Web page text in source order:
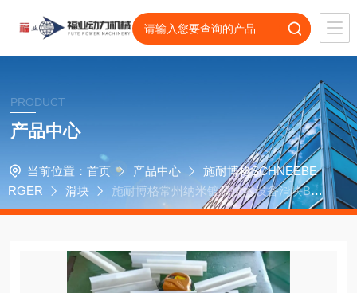
PRODUCT
产品中心
当前位置： 首页 产品中心
施耐博格SCHNEEBE
RGER
滑块
施耐博格常州纳米镀膜技术设备滑块BM
W20JG3-V3轴承